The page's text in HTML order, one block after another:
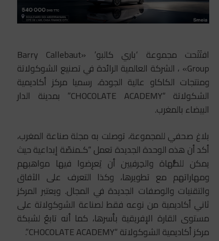
افتَتَحت مجموعة ‘باري كالبو’ «Barry Callebaut
Group» ، الشركة العالمية الرائدة في تصنيع الشوكولاتة
ومنتجات الكاكاو عالية الجودة، رسميا مركز أكاديمية
الشكولاتة “CHOCOLATE ACADEMY” بمدينة الدار
البيضاء بالمغرب.
بلاغ صحفي للمجموعة، توصلت به مجلة صناعة المغرب،
أكد أن هذه الوحدة الجديدة تعمل “كـمنصّة إبداعية حيث
يمكن للطُّهاة والحِرفيين أن يَعرِضوا فيها مواهبهم
ومهاراتهم مع تطويرها، وكذا التعرف على الاَفاق
والتقنيات والوصفات الجديدة في المجال. ويعتبر المركز
ثاني أكاديمية من نوعه فقط لصناعة الشوكولاتة على
مستوى القارة الإفريقية بأسرها، كما أنه تابعٌ لشبكة
مركز أكاديمية الشوكولاتة “CHOCOLATE ACADEMY”.